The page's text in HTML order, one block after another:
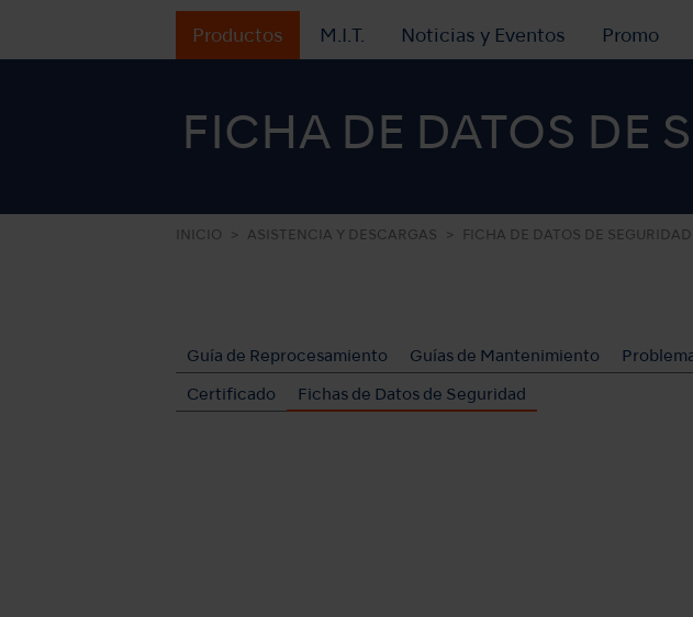
Productos M.I.T. Noticias y Eventos Promo
FICHA DE DATOS DE
INICIO ASISTENCIA Y DESCARGAS FICHA DE DATOS DE SEGURIDAD
Guía de Reprocesamiento Guías de Mantenimiento
Certificado Fichas de Datos de Seguridad